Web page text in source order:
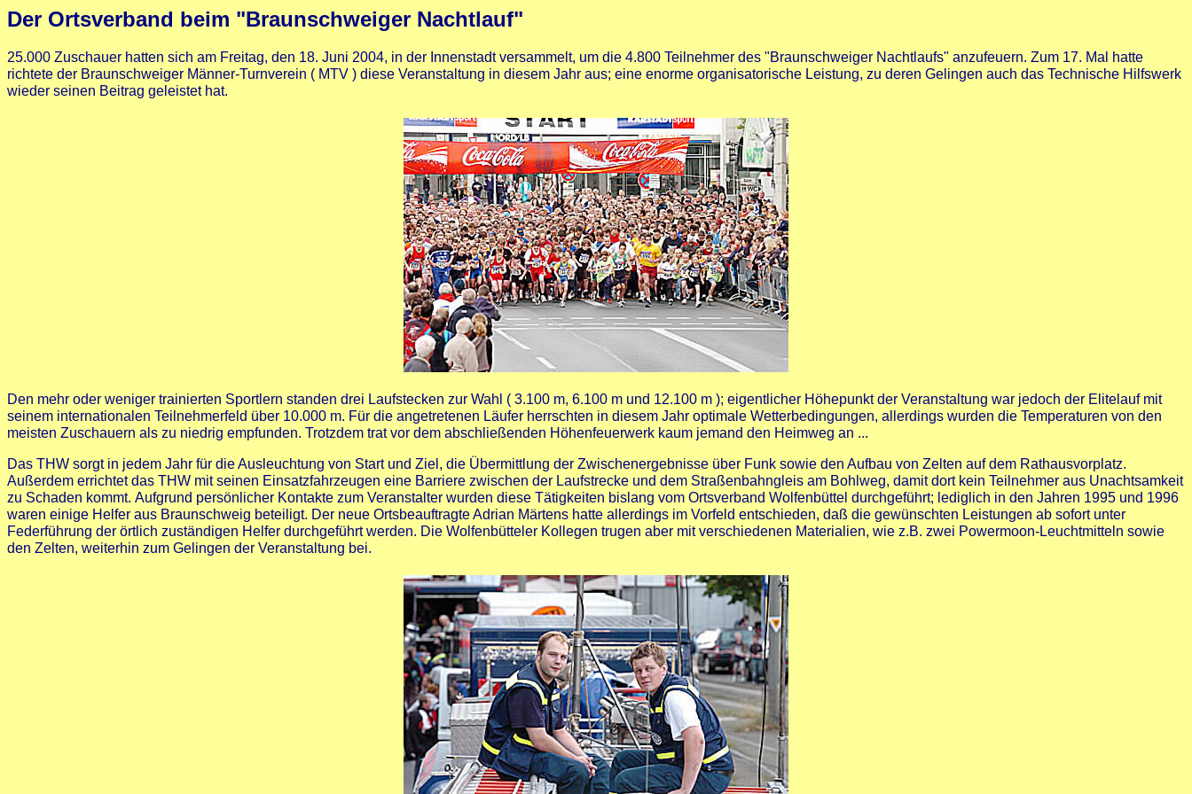
Der Ortsverband beim "Braunschweiger Nachtlauf"
25.000 Zuschauer hatten sich am Freitag, den 18. Juni 2004, in der Innenstadt versammelt, um die 4.800 Teilnehmer des "Braunschweiger Nachtlaufs" anzufeuern. Zum 17. Mal hatte
richtete der Braunschweiger Männer-Turnverein ( MTV ) diese Veranstaltung in diesem Jahr aus; eine enorme organisatorische Leistung, zu deren Gelingen auch das Technische Hilfswerk
wieder seinen Beitrag geleistet hat.
Den mehr oder weniger trainierten Sportlern standen drei Laufstecken zur Wahl ( 3.100 m, 6.100 m und 12.100 m ); eigentlicher Höhepunkt der Veranstaltung war jedoch der Elitelauf mit
seinem internationalen Teilnehmerfeld über 10.000 m. Für die angetretenen Läufer herrschten in diesem Jahr optimale Wetterbedingungen, allerdings wurden die Temperaturen von den
meisten Zuschauern als zu niedrig empfunden. Trotzdem trat vor dem abschließenden Höhenfeuerwerk kaum jemand den Heimweg an ...
Das THW sorgt in jedem Jahr für die Ausleuchtung von Start und Ziel, die Übermittlung der Zwischenergebnisse über Funk sowie den Aufbau von Zelten auf dem Rathausvorplatz.
Außerdem errichtet das THW mit seinen Einsatzfahrzeugen eine Barriere zwischen der Laufstrecke und dem Straßenbahngleis am Bohlweg, damit dort kein Teilnehmer aus Unachtsamkeit
zu Schaden kommt. Aufgrund persönlicher Kontakte zum Veranstalter wurden diese Tätigkeiten bislang vom Ortsverband Wolfenbüttel durchgeführt; lediglich in den Jahren 1995 und 1996
waren einige Helfer aus Braunschweig beteiligt. Der neue Ortsbeauftragte Adrian Märtens hatte allerdings im Vorfeld entschieden, daß die gewünschten Leistungen ab sofort unter
Federführung der örtlich zuständigen Helfer durchgeführt werden. Die Wolfenbütteler Kollegen trugen aber mit verschiedenen Materialien, wie z.B. zwei Powermoon-Leuchtmitteln sowie
den Zelten, weiterhin zum Gelingen der Veranstaltung bei.